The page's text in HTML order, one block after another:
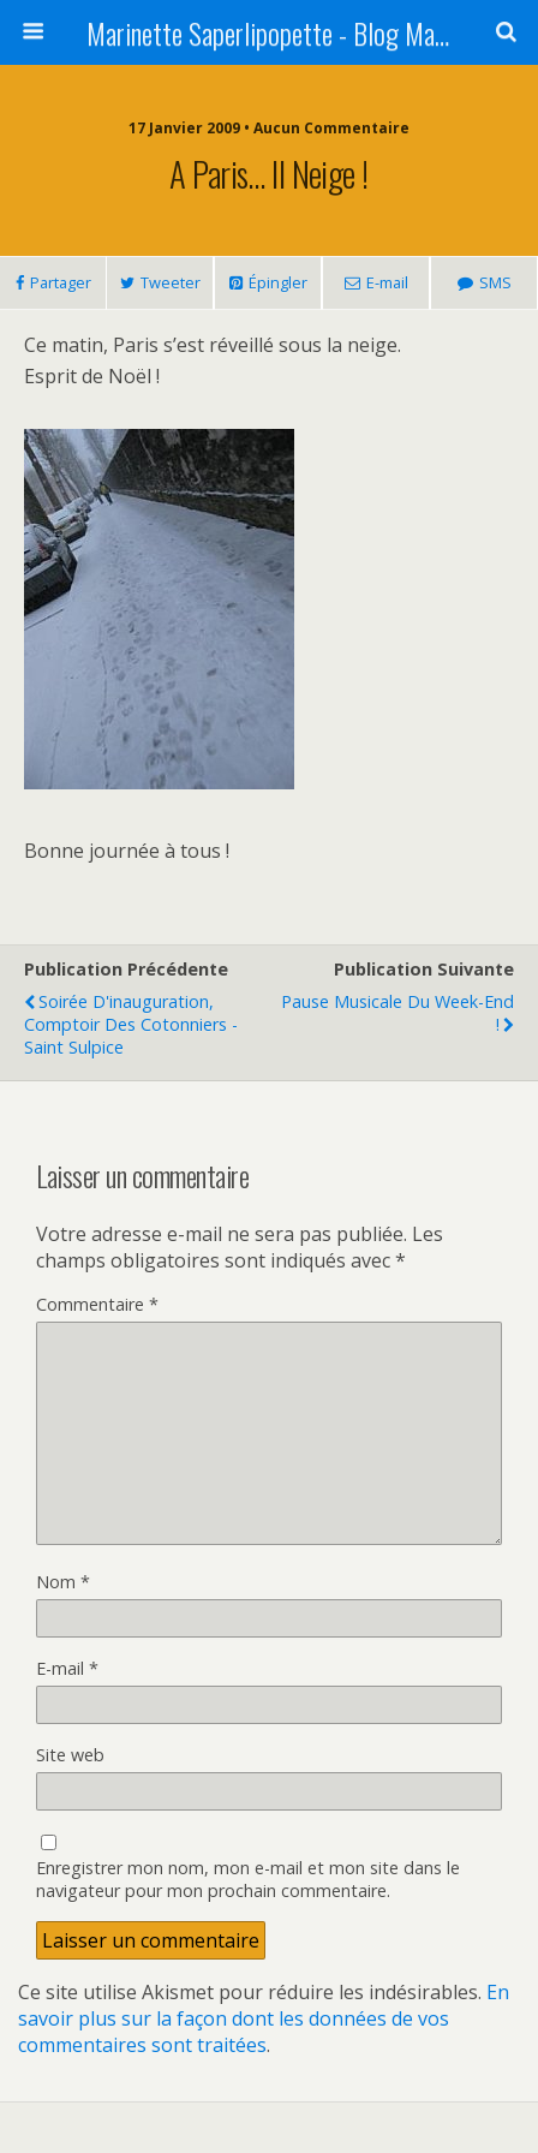
Marinette Saperlipopette - Blog Maman Angers Lifestyle - Ex Expat Montréal
17 Janvier 2009 • Aucun Commentaire
A Paris… Il Neige !
Partager Tweeter Épingler E-mail SMS
Ce matin, Paris s’est réveillé sous la neige.
Esprit de Noël !
Bonne journée à tous !
Publication Précédente
Soirée D'inauguration,
Comptoir Des Cotonniers -
Saint Sulpice
Publication Suivante
Pause Musicale Du Week-End
!
Laisser un commentaire
Votre adresse e-mail ne sera pas publiée. Les
champs obligatoires sont indiqués avec*
Commentaire *
Nom *
E-mail *
Site web
Enregistrer mon nom, mon e-mail et mon site dans le
navigateur pour mon prochain commentaire.
Ce site utilise Akismet pour réduire les indésirables. En
savoir plus sur la façon dont les données de vos
commentaires sont traitées.